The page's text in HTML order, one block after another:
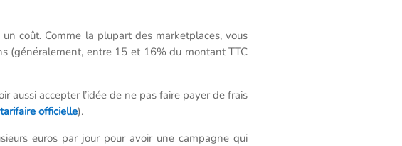
coût. Comme la plupart des marketplaces, vous
(généralement, entre 15 et 16% du montant TTC
aussi accepter l’idée de ne pas faire payer de frais
officielle).
euros par jour pour avoir une campagne qui